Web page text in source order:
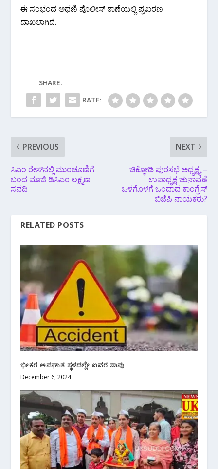
ಈ ಸಂಭಂದ ಅಥಣಿ ಪೊಲೀಸ್ ಠಾಣೆಯಲ್ಲಿ ಪ್ರಖರಣ
ದಾಖಲಾಗಿದೆ.
SHARE:
RATE:
PREVIOUS
ಸಿಎಂ ರೇಸ್‌ನಲ್ಲಿ ಮುಂಚೂಣಿಗೆ
ಬಂದ ಮಾಜಿ ಡಿಸಿಎಂ ಲಕ್ಷ್ಮಣ
ಸವದಿ
NEXT
ಚಿಕ್ಕೋಡಿ ಪುರಸಭೆ ಅಧ್ಯಕ್ಷ್ಯ –
ಉಪಾಧ್ಯಕ್ಷ ಚುನಾವಣೆ
ಒಳಗೊಳಗೆ ಒಂದಾದ ಕಾಂಗ್ರೆಸ್
ಬಿಜೆಪಿ‌ ನಾಯಕರು?
RELATED POSTS
ಭೀಕರ ಅಪಘಾತ ಸ್ಥಳದಲ್ಲೇ ಐವರ ಸಾವು
December 6, 2024